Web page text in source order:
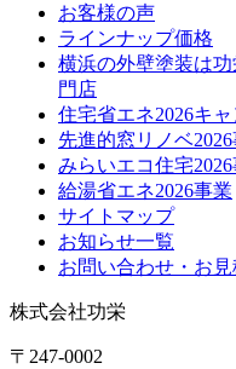
お客様の声
ラインナップ価格
横浜の外壁塗装は
門店
住宅省エネ2026キ
先進的窓リノベ
みらいエコ住宅2026
給湯省エネ2026事業
サイトマップ
お知らせ一覧
お問い合わせ・お見
株式会社功栄
〒247-0002